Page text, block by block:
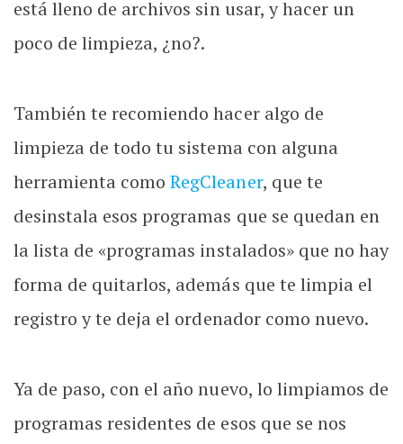
está lleno de archivos sin usar, y hacer un
poco de limpieza, ¿no?.
También te recomiendo hacer algo de
limpieza de todo tu sistema con alguna
herramienta comoRegCleaner, que te
desinstala esos programas que se quedan en
la lista de «programas instalados» que no hay
forma de quitarlos, además que te limpia el
registro y te deja el ordenador como nuevo.
Ya de paso, con el año nuevo, lo limpiamos de
programas residentes de esos que se nos